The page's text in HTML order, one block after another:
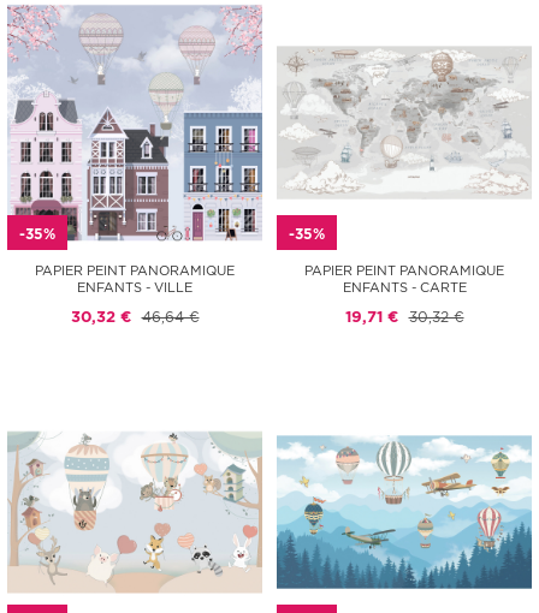
-35%
PAPIER PEINT PANORAMIQUE
ENFANTS - VILLE
30,32 € 46,64 €
-35%
PAPIER PEINT PANORAMIQUE
ENFANTS - CARTE
19,71 € 30,32 €